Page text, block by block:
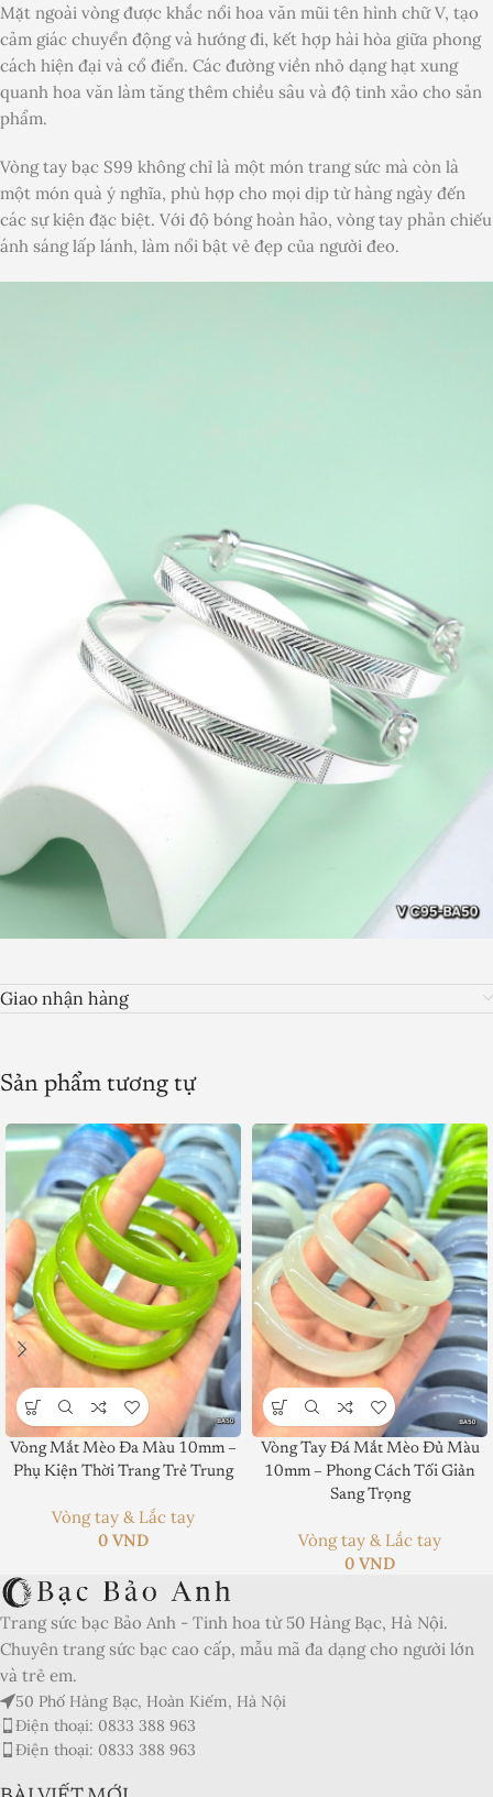
Mặt ngoài vòng được khắc nổi hoa văn mũi tên hình chữ V, tạo
cảm giác chuyển động và hướng đi, kết hợp hài hòa giữa phong
cách hiện đại và cổ điển. Các đường viền nhỏ dạng hạt xung
quanh hoa văn làm tăng thêm chiều sâu và độ tinh xảo cho sản
phẩm.
Vòng tay bạc S99 không chỉ là một món trang sức mà còn là
một món quà ý nghĩa, phù hợp cho mọi dịp từ hàng ngày đến
các sự kiện đặc biệt. Với độ bóng hoàn hảo, vòng tay phản chiếu
ánh sáng lấp lánh, làm nổi bật vẻ đẹp của người đeo.
Product SKU:
Product Currency:
Price Valid Until:
Product In-Stock:
Xếp hạng của biên tập viên:
5
Giao nhận hàng
Sản phẩm tương tự
Vòng Mắt Mèo Đa Màu 10mm –
Phụ Kiện Thời Trang Trẻ Trung
Vòng tay & Lắc tay
0 VND
Vòng Tay Đá Mắt Mèo Đủ Màu
10mm – Phong Cách Tối Giản
Sang Trọng
Vòng tay & Lắc tay
0 VND
Trang sức bạc Bảo Anh - Tinh hoa từ 50 Hàng Bạc, Hà Nội.
Chuyên trang sức bạc cao cấp, mẫu mã đa dạng cho người lớn
và trẻ em.
50 Phố Hàng Bạc, Hoàn Kiếm, Hà Nội
Điện thoại: 0833 388 963
Điện thoại: 0833 388 963